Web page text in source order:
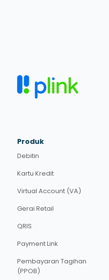
Produk
Debitin
Kartu Kredit
Virtual Account (VA)
Gerai Retail
QRIS
Payment Link
Pembayaran Tagihan
(PPOB)